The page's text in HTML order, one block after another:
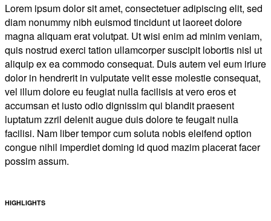
Lorem ipsum dolor sit amet, consectetuer adipiscing elit, sed
diam nonummy nibh euismod tincidunt ut laoreet dolore
magna aliquam erat volutpat. Ut wisi enim ad minim veniam,
quis nostrud exerci tation ullamcorper suscipit lobortis nisl ut
aliquip ex ea commodo consequat. Duis autem vel eum iriure
dolor in hendrerit in vulputate velit esse molestie consequat,
vel illum dolore eu feugiat nulla facilisis at vero eros et
accumsan et iusto odio dignissim qui blandit praesent
luptatum zzril delenit augue duis dolore te feugait nulla
facilisi. Nam liber tempor cum soluta nobis eleifend option
congue nihil imperdiet doming id quod mazim placerat facer
possim assum.
HIGHLIGHTS